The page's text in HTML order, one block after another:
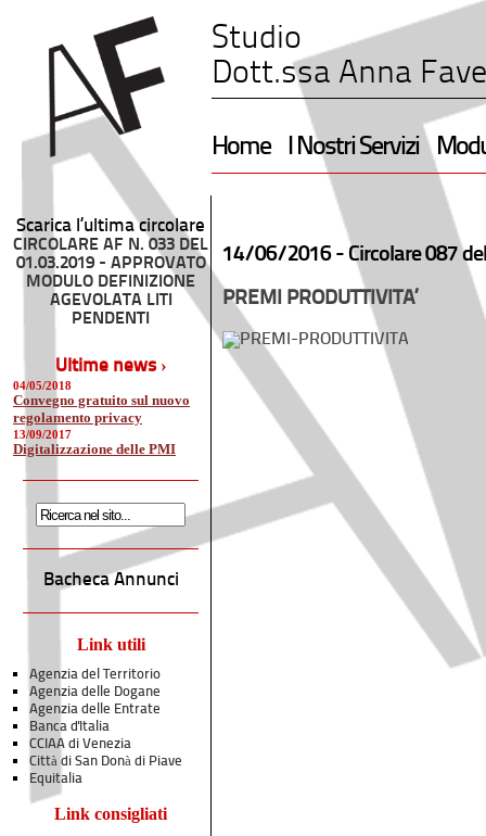
Studio
Dott.ssa Anna
Home I Nostri Servizi
Scarica l’ultima circolare
CIRCOLARE AF N. 033 DEL
01.03.2019 - APPROVATO
MODULO DEFINIZIONE
AGEVOLATA LITI
PENDENTI
Ultime news ›
04/05/2018
Convegno gratuito sul nuovo
regolamento privacy
13/09/2017
Digitalizzazione delle PMI
Bacheca Annunci
Link utili
Agenzia del Territorio
Agenzia delle Dogane
Agenzia delle Entrate
Banca d'Italia
CCIAA di Venezia
Città di San Donà di Piave
Equitalia
Link consigliati
14/06/2016 - Circolare 087
PREMI PRODUTTIVITA’